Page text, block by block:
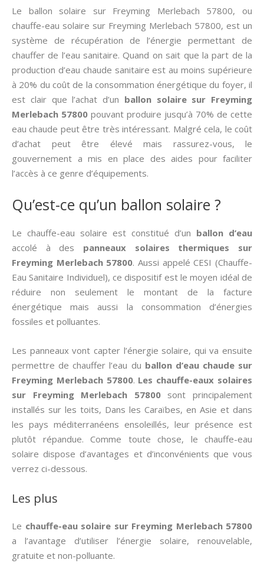
Le ballon solaire sur Freyming Merlebach 57800, ou
chauffe-eau solaire sur Freyming Merlebach 57800, est un
système de récupération de l’énergie permettant de
chauffer de l’eau sanitaire. Quand on sait que la part de la
production d’eau chaude sanitaire est au moins supérieure
à 20% du coût de la consommation énergétique du foyer, il
est clair que l’achat d’un ballon solaire sur Freyming
Merlebach 57800 pouvant produire jusqu’à 70% de cette
eau chaude peut être très intéressant. Malgré cela, le coût
d’achat peut être élevé mais rassurez-vous, le
gouvernement a mis en place des aides pour faciliter
l’accès à ce genre d’équipements.
Qu’est-ce qu’un ballon solaire ?
Le chauffe-eau solaire est constitué d’un ballon d’eau
accolé à des panneaux solaires thermiques
sur
Freyming Merlebach 57800. Aussi appelé CESI (Chauffe-
Eau Sanitaire Individuel), ce dispositif est le moyen idéal de
réduire non seulement le montant de la facture
énergétique mais aussi la consommation d’énergies
fossiles et polluantes.
Les panneaux vont capter l’énergie solaire, qui va ensuite
permettre de chauffer l’eau du ballon d’eau chaude sur
Freyming Merlebach 57800. Les chauffe-eaux solaires
sur Freyming Merlebach 57800sont principalement
installés sur les toits, Dans les Caraïbes, en Asie et dans
les pays méditerranéens ensoleillés, leur présence est
plutôt répandue. Comme toute chose, le chauffe-eau
solaire dispose d’avantages et d’inconvénients que vous
verrez ci-dessous.
Les plus
Le chauffe-eau solaire sur Freyming Merlebach 57800
a l’avantage d’utiliser l’énergie solaire, renouvelable,
gratuite et non-polluante.